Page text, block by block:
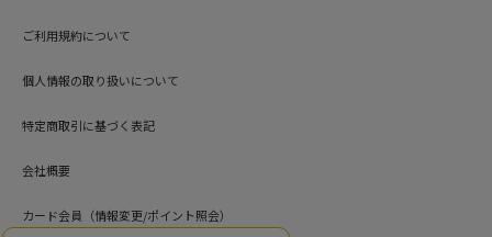
ご利用規約について
個人情報の取り扱いについて
特定商取引に基づく表記
会社概要
カード会員（情報変更/ポイント照会）